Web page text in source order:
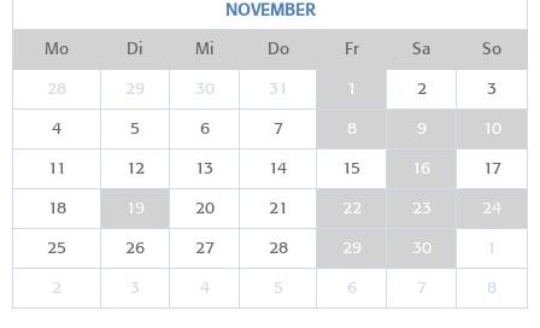
NOVEMBER
Mo Di Mi Do Fr Sa So
28 29 30 31 1 2 3
4 5 6 7 8 9 10
11 12 13 14 15 16 17
18 19 20 21 22 23 24
25 26 27 28 29 30 1
2 3 4 5 6 7 8